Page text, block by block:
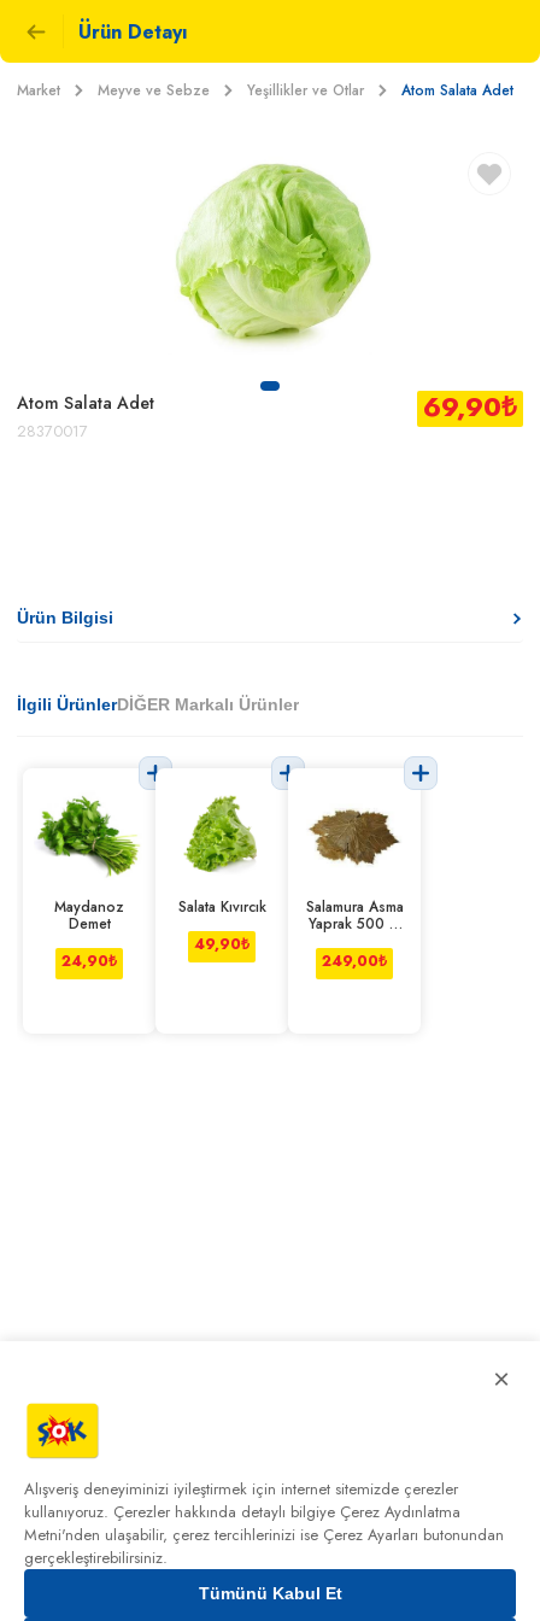
Ürün Detayı
Market Meyve ve Sebze Yeşillikler ve Otlar Atom Salata Adet
Atom Salata Adet
28370017
69,90₺
Ürün Bilgisi
İlgili ÜrünlerDİĞER Markalı Ürünler
Maydanoz
Demet
24,90₺
Salata Kıvırcık
49,90₺
Salamura Asma
Yaprak 500 G
249,00₺
×
Alışveriş deneyiminizi iyileştirmek için internet sitemizde çerezler
kullanıyoruz. Çerezler hakkında detaylı bilgiye Çerez Aydınlatma
Metni'nden ulaşabilir, çerez tercihlerinizi ise Çerez Ayarları butonundan
gerçekleştirebilirsiniz.
Tümünü Kabul Et